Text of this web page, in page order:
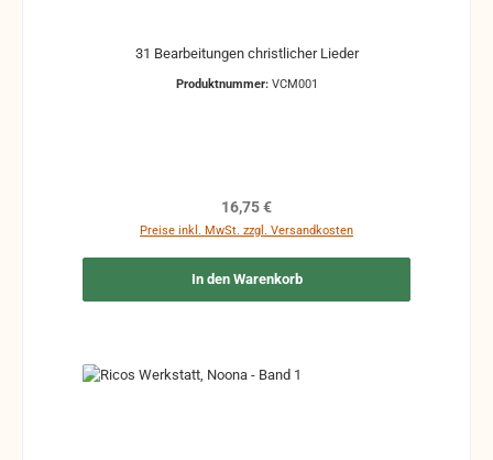
31 Bearbeitungen christlicher Lieder
Produktnummer: VCM001
Regulärer Preis:
16,75 €
Preise inkl. MwSt. zzgl. Versandkosten
In den Warenkorb